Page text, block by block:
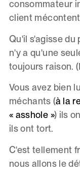
consommateur
client
Qu'il s'agisse du
n'y a qu'une
toujours raison.
Vous avez bien
méchants (à la
« asshole ») ils
ils ont tort.
C'est tellement
nous allons le